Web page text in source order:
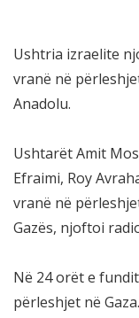
Ushtria izraelite
vranë në
Anadolu.
Ushtarët Amit
Efraimi, Roy
vranë në
Gazës, njoftoi
Në 24 orët e
përleshjet në Gaza.